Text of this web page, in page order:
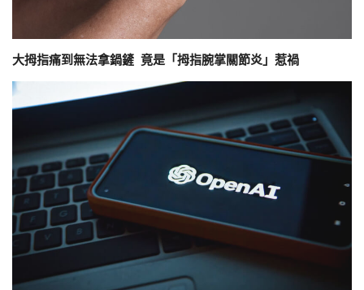
大拇指痛到無法拿鍋鏟 竟是「拇指腕掌關節炎」惹禍